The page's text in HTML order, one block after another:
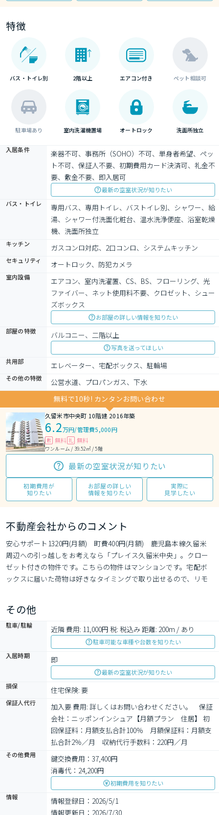
特徴
バス・トイレ別 2階以上 エアコン付き ペット相談可
駐車場あり 室内洗濯機置場 オートロック 洗面所独立
入居条件
楽器不可、事務所（SOHO）不可、単身者希望、ペッ
ト不可、保証人不要、初期費用カード決済可、礼金不
要、敷金不要、即入居可
最新の空室状況が知りたい
バス・トイレ
専用バス、専用トイレ、バストイレ別、シャワー、給
湯、シャワー付洗面化粧台、温水洗浄便座、浴室乾燥
機、洗面所独立
キッチン ガスコンロ対応、2口コンロ、システムキッチン
セキュリティ オートロック、防犯カメラ
室内設備
エアコン、室内洗濯置、CS、BS、フローリング、光
ファイバー、ネット使用料不要、クロゼット、シュー
ズボックス
お部屋の詳しい情報を知りたい
部屋の特徴
バルコニー、二階以上
写真を送ってほしい
共用部
エレベーター、宅配ボックス、駐輪場
その他の特徴
公営水道、プロパンガス、下水
無料で10秒! カンタンお問い合わせ
久留米市中央町 10階建 2016年築
6.2万円/管理費5,000円
敷 無料 礼 無料
ワンルーム / 39.52㎡ / 5階
最新の空室状況が知りたい
初期費用が
知りたい
お部屋の詳しい
情報を知りたい
実際に
見学したい
不動産会社からのコメント
安心サポート1320円(月額)　町費400円(月額)　鹿児島本線久留米
周辺への引っ越しをお考えなら「プレイス久留米中央」。クロー
ゼット付きの物件です。こちらの物件はマンションです。宅配ボ
ックスに届いた荷物は好きなタイミングで取り出せるので、リモ
おすすめの浴室乾燥機を設置しております。
その他
駐車/駐輪 近隣 費用: 11,000円 税: 税込み 距離: 200m / あり
駐車可能な車種や台数を知りたい
入居時期
即
最新の空室状況が知りたい
損保
住宅保険: 要
保証人代行
加入要 費用: 詳しくはお問い合わせください。　保証
会社：ニッポンインシュア【月額プラン　住居】 初
回保証料：月額支払合計100％　月額保証料：月額支
払合計2％／月　収納代行手数料：220円／月
その他費用
鍵交換費用：37,400円
消毒代：24,200円
初期費用を知りたい
情報
情報登録日：2026/5/1
情報更新日：2026/7/30